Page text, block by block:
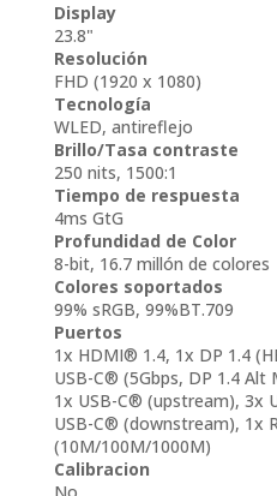
Display
23.8"
Resolución
FHD (1920 x 1080)
Tecnología
WLED, antireflejo
Brillo/Tasa contraste
250 nits, 1500:1
Tiempo de respuesta
4ms GtG
Profundidad de Color
8-bit, 16.7 millón de colores
Colores soportados
99% sRGB, 99%BT.709
Puertos
1x HDMI® 1.4, 1x DP 1.4
USB-C® (5Gbps, DP 1.4 Alt
1x USB-C® (upstream), 3x
USB-C® (downstream), 1x
(10M/100M/1000M)
Calibracion